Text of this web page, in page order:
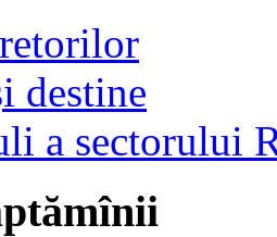
destine
a sectorului